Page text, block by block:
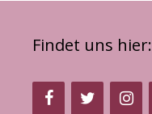
Findet uns hier: